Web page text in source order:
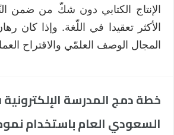
الإنتاج الكتابي دون شكّ من ضمن
الأكثر تعقيدا في اللّغة. وإذا كان
المجال الوصف العلمّي والاقتراح
خطة دمج المدرسة
السعودي العام باستخدام